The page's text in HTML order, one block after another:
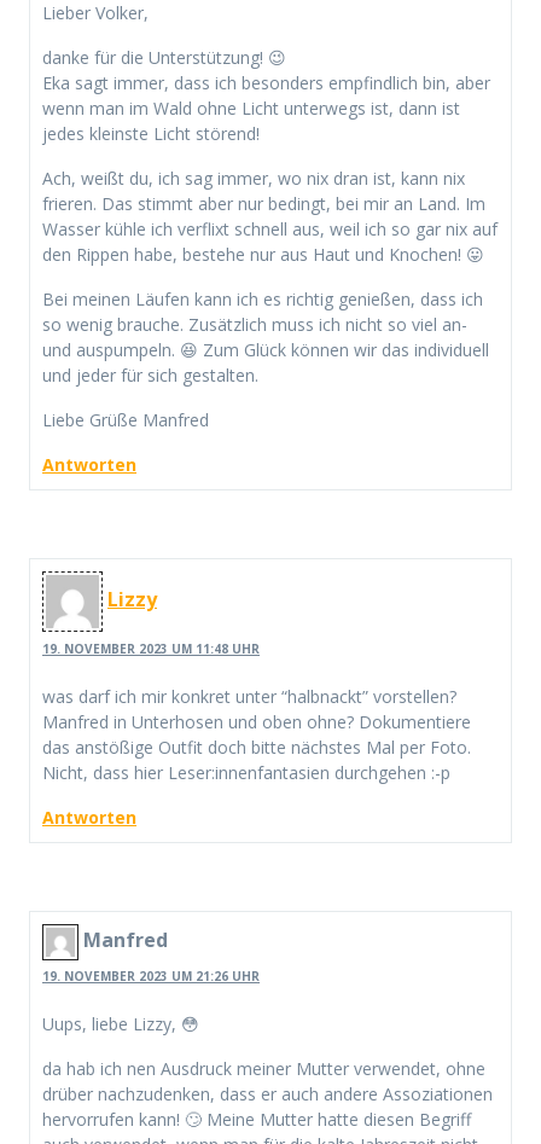
Lieber Volker,
danke für die Unterstützung! 😉
Eka sagt immer, dass ich besonders empfindlich bin, aber
wenn man im Wald ohne Licht unterwegs ist, dann ist
jedes kleinste Licht störend!
Ach, weißt du, ich sag immer, wo nix dran ist, kann nix
frieren. Das stimmt aber nur bedingt, bei mir an Land. Im
Wasser kühle ich verflixt schnell aus, weil ich so gar nix auf
den Rippen habe, bestehe nur aus Haut und Knochen! 😛
Bei meinen Läufen kann ich es richtig genießen, dass ich
so wenig brauche. Zusätzlich muss ich nicht so viel an-
und auspumpeln. 😆 Zum Glück können wir das individuell
und jeder für sich gestalten.
Liebe Grüße Manfred
Antworten
Lizzy
19. NOVEMBER 2023 UM 11:48 UHR
was darf ich mir konkret unter “halbnackt” vorstellen?
Manfred in Unterhosen und oben ohne? Dokumentiere
das anstößige Outfit doch bitte nächstes Mal per Foto.
Nicht, dass hier Leser:innenfantasien durchgehen :-p
Antworten
Manfred
19. NOVEMBER 2023 UM 21:26 UHR
Uups, liebe Lizzy, 😳
da hab ich nen Ausdruck meiner Mutter verwendet, ohne
drüber nachzudenken, dass er auch andere Assoziationen
hervorrufen kann! 🙄 Meine Mutter hatte diesen Begriff